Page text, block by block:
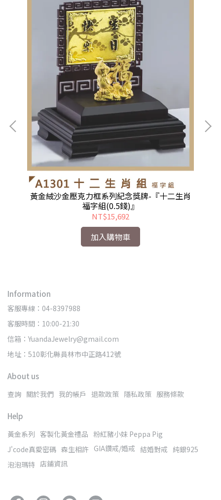
黃金絨沙金壓克力框系列紀念獎牌-『十二生肖
福字組(0.5錢)』
NT$15,692
加入購物車
Information
客服專線：04-8397988
客服時間：10:00-21:30
信箱：YuandaJewelry@gmail.com
地址：510彰化縣員林市中正路412號
About us
查詢 關於我們 我的帳戶 退款政策 隱私政策 服務條款
Help
黃金系列 客製化黃金禮品 粉紅豬小妹 Peppa Pig
J'code真愛密碼 森生相許 GIA鑽戒/婚戒 結婚對戒 純銀925
泡泡瑪特 店鋪資訊